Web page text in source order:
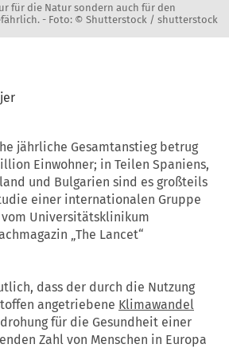
für die Natur sondern auch für den
- Foto: © Shutterstock / shutterstock
jährliche Gesamtanstieg betrug
Einwohner; in Teilen Spaniens,
und Bulgarien sind es großteils
einer internationalen Gruppe
vom Universitätsklinikum
„The Lancet“
dass der durch die Nutzung
angetriebene Klimawandel
für die Gesundheit einer
Zahl von Menschen in Europa